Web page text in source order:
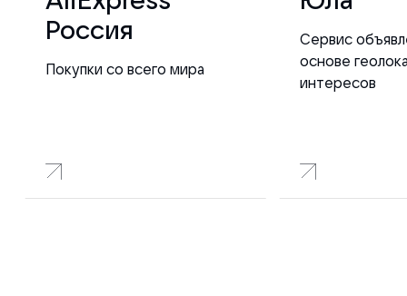
Россия
Покупки со всего мира
Сервис
основе
интересов